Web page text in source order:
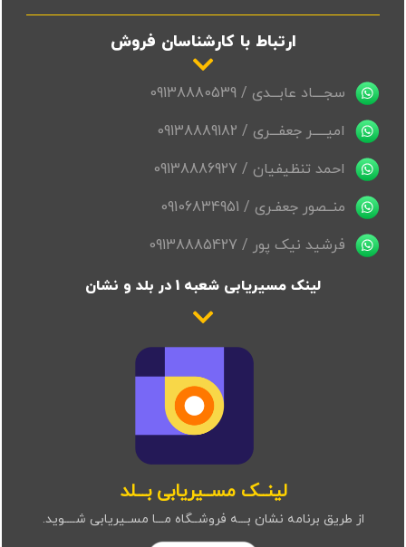
ارتباط با کارشناسان فروش
سجــــاد عابـــدی / 09138880539
امیـــــر جعفـــری / 09138889182
احمد تنظیفیان / 09138886927
منــصور جعفـری / 09106834951
فرشید نیک پور / 09138885427
لینک مسیریابی شعبه 1 در بلد و نشان
لینــک مســیریابی بـــلد
از طریق برنامه نشان بـــه فروشــگاه مـــا مســیریابی شــــوید.